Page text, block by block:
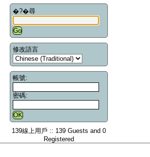
�?�尋
修改語言
帳號:
密碼:
139線上用戶 :: 139 Guests and 0
Registered